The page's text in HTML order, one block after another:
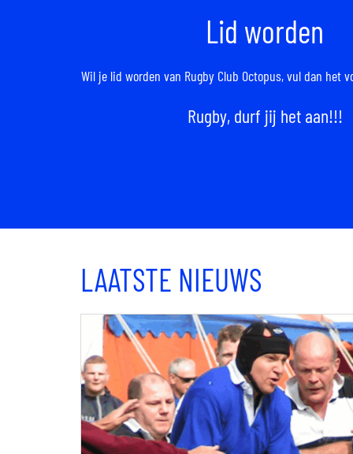
Lid worden
Wil je lid worden van Rugby Club Octopus,vul dan het
Rugby, durf jij het aan!!!
LAATSTE NIEUWS